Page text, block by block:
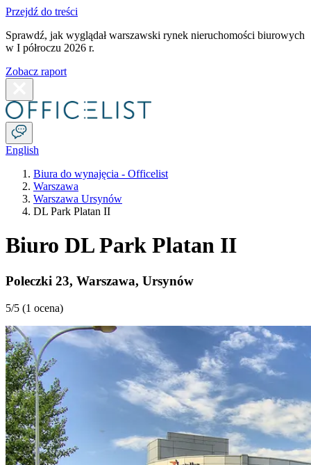
Przejdź do treści
Sprawdź, jak wyglądał warszawski rynek nieruchomości biurowych
w I półroczu 2026 r.
Zobacz raport
English
Biura do wynajęcia - Officelist
Warszawa
Warszawa Ursynów
DL Park Platan II
Biuro DL Park Platan II
Poleczki 23, Warszawa, Ursynów
5/5 (1 ocena)